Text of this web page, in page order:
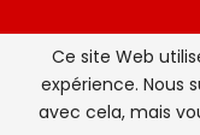
Atlasinfo.fr :
Maghreb ©
Ce site Web
expérience. Nous
avec cela, mais